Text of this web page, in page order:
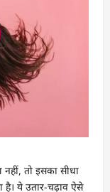
तो इसका सीधा
ये उतार-चढ़ाव ऐसे